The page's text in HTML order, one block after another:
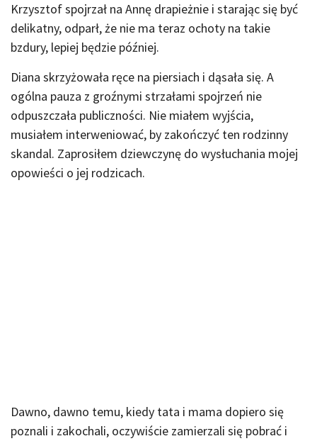
Krzysztof spojrzał na Annę drapieżnie i starając się być
delikatny, odparł, że nie ma teraz ochoty na takie
bzdury, lepiej będzie później.
Diana skrzyżowała ręce na piersiach i dąsała się. A
ogólna pauza z groźnymi strzałami spojrzeń nie
odpuszczała publiczności. Nie miałem wyjścia,
musiałem interweniować, by zakończyć ten rodzinny
skandal. Zaprosiłem dziewczynę do wysłuchania mojej
opowieści o jej rodzicach.
Dawno, dawno temu, kiedy tata i mama dopiero się
poznali i zakochali, oczywiście zamierzali się pobrać i